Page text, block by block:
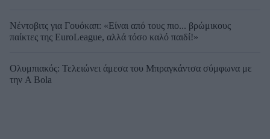
Νέντοβιτς για Γουόκαπ: «Είναι από τους πιο... βρώμικους
παίκτες της EuroLeague, αλλά τόσο καλό παιδί!»
Ολυμπιακός: Τελειώνει άμεσα του Μπραγκάντσα σύμφωνα με
την A Bola